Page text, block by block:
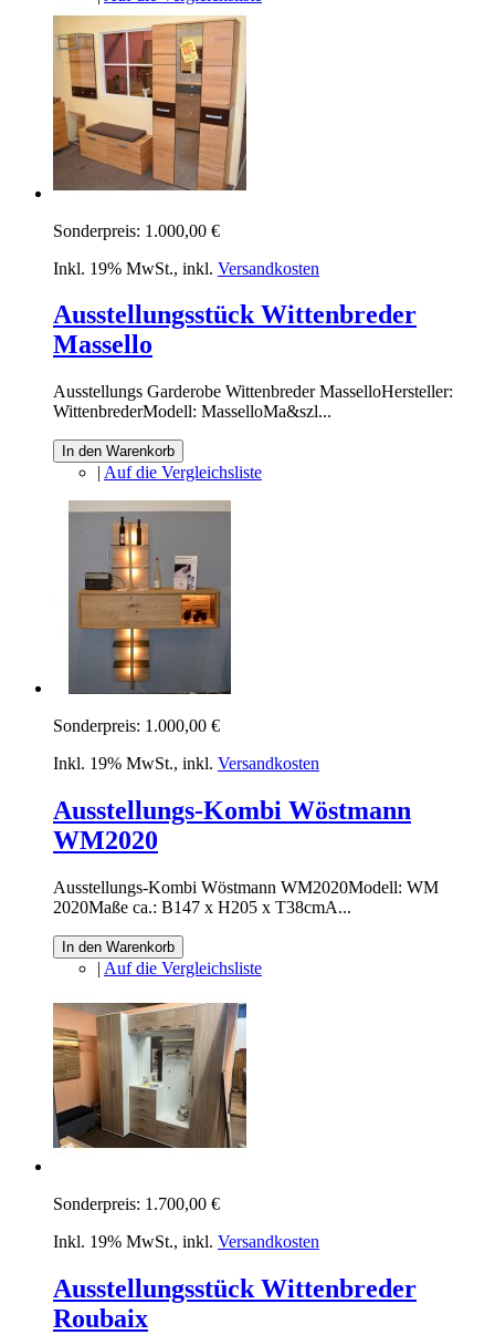
Sonderpreis: 1.000,00 €
Inkl. 19% MwSt., inkl. Versandkosten
Ausstellungsstück Wittenbreder
Massello
Ausstellungs Garderobe Wittenbreder MasselloHersteller:
WittenbrederModell: MasselloMa&szl...
In den Warenkorb
| Auf die Vergleichsliste
Sonderpreis: 1.000,00 €
Inkl. 19% MwSt., inkl. Versandkosten
Ausstellungs-Kombi Wöstmann
WM2020
Ausstellungs-Kombi Wöstmann WM2020Modell: WM
2020Maße ca.: B147 x H205 x T38cmA...
In den Warenkorb
| Auf die Vergleichsliste
Sonderpreis: 1.700,00 €
Inkl. 19% MwSt., inkl. Versandkosten
Ausstellungsstück Wittenbreder
Roubaix